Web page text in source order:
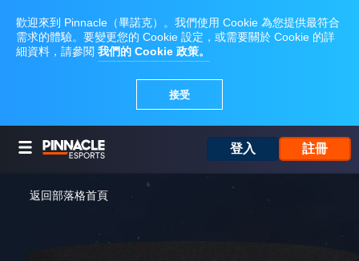
登入 註冊
返回部落格首頁